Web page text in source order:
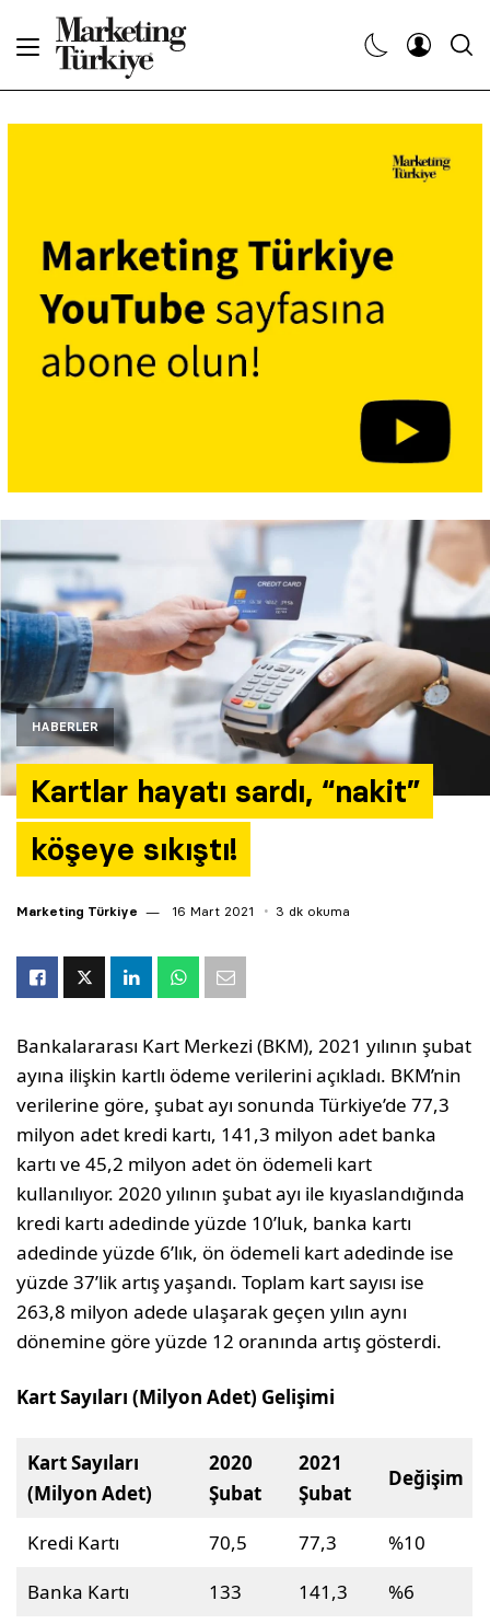
HABERLER
Kartlar hayatı sardı, “nakit”
köşeye sıkıştı!
Marketing Türkiye 16 Mart 2021 3 dk okuma
Bankalararası Kart Merkezi (BKM), 2021 yılının şubat
ayına ilişkin kartlı ödeme verilerini açıkladı. BKM’nin
verilerine göre, şubat ayı sonunda Türkiye’de 77,3
milyon adet kredi kartı, 141,3 milyon adet banka
kartı ve 45,2 milyon adet ön ödemeli kart
kullanılıyor. 2020 yılının şubat ayı ile kıyaslandığında
kredi kartı adedinde yüzde 10’luk, banka kartı
adedinde yüzde 6’lık, ön ödemeli kart adedinde ise
yüzde 37’lik artış yaşandı. Toplam kart sayısı ise
263,8 milyon adede ulaşarak geçen yılın aynı
dönemine göre yüzde 12 oranında artış gösterdi.
Kart Sayıları (Milyon Adet) Gelişimi
Kart Sayıları
(Milyon Adet)
2020
Şubat
2021
Şubat
Değişim
Kredi Kartı 70,5 77,3
%10
Banka Kartı
133 141,3
%6
Dergiler
Etkinlikler
Araştırma